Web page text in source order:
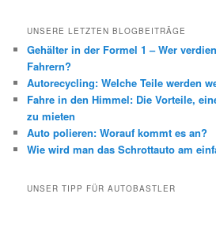
UNSERE LETZTEN BLOGBEITRÄGE
Gehälter in der Formel 1 – Wer
Fahrern?
Autorecycling: Welche Teile werden
Fahre in den Himmel: Die Vorteile,
zu mieten
Auto polieren: Worauf kommt es an?
Wie wird man das Schrottauto am
UNSER TIPP FÜR AUTOBASTLER